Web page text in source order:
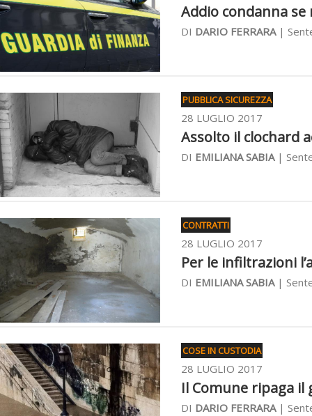
Addio condanna se
DI DARIO FERRARA|
PUBBLICA SICUREZZA
28 LUGLIO 2017
Assolto il clochard
DI EMILIANA SABIA|
CONTRATTI
28 LUGLIO 2017
Per le infiltrazioni
DI EMILIANA SABIA|
COSE IN CUSTODIA
28 LUGLIO 2017
Il Comune ripaga il
DI DARIO FERRARA|